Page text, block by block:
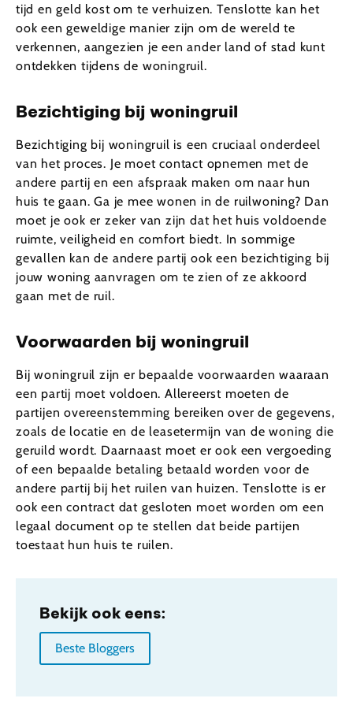
tijd en geld kost om te verhuizen. Tenslotte kan het
ook een geweldige manier zijn om de wereld te
verkennen, aangezien je een ander land of stad kunt
ontdekken tijdens de woningruil.
Bezichtiging bij woningruil
Bezichtiging bij woningruil is een cruciaal onderdeel
van het proces. Je moet contact opnemen met de
andere partij en een afspraak maken om naar hun
huis te gaan. Ga je mee wonen in de ruilwoning? Dan
moet je ook er zeker van zijn dat het huis voldoende
ruimte, veiligheid en comfort biedt. In sommige
gevallen kan de andere partij ook een bezichtiging bij
jouw woning aanvragen om te zien of ze akkoord
gaan met de ruil.
Voorwaarden bij woningruil
Bij woningruil zijn er bepaalde voorwaarden waaraan
een partij moet voldoen. Allereerst moeten de
partijen overeenstemming bereiken over de gegevens,
zoals de locatie en de leasetermijn van de woning die
geruild wordt. Daarnaast moet er ook een vergoeding
of een bepaalde betaling betaald worden voor de
andere partij bij het ruilen van huizen. Tenslotte is er
ook een contract dat gesloten moet worden om een
legaal document op te stellen dat beide partijen
toestaat hun huis te ruilen.
Bekijk ook eens:
Beste Bloggers